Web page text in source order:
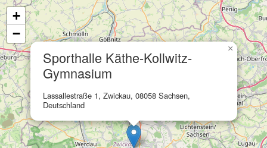
Sporthalle Käthe-Kollwitz-
Gymnasium
Lassallestraße 1, Zwickau, 08058 Sachsen,
Deutschland
×
+
−